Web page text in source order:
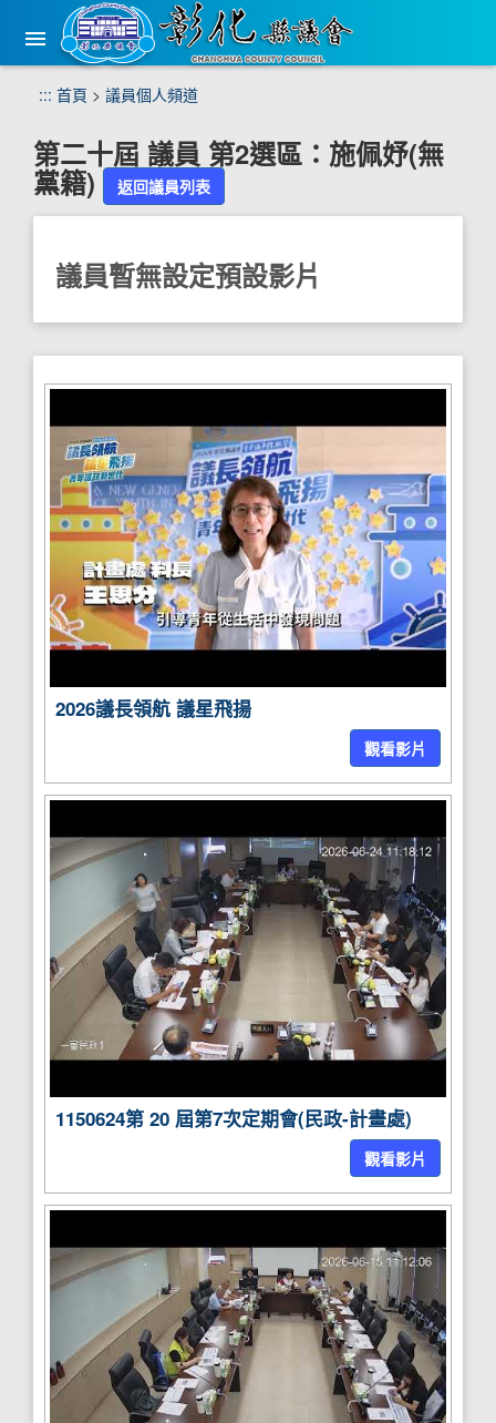
機
::: 首頁 > 議員個人頻道
第二十屆 議員 第2選區： 施佩妤(無
黨籍) 返回議員列表
議員暫無設定預設影片
2026議長領航 議星飛揚
觀看影片
1150624第 20 屆第7次定期會(民政-計畫處)
觀看影片